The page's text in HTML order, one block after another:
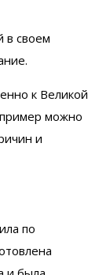
в своем
к Великой
можно
и
по